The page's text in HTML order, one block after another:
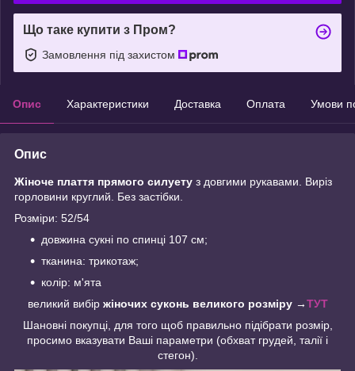
Що таке купити з Пром?
Замовлення під захистом
Опис Характеристики Доставка Оплата Умови
Опис
Жіноче плаття прямого силуету з довгими рукавами. Виріз
горловини круглий. Без застібки.
Розміри: 52/54
довжина сукні по спинці 107 см;
тканина: трикотаж;
колір: м'ята
великий вибір жіночих суконь великого розміру →ТУТ
Шановні покупці, для того щоб правильно підібрати розмір,
просимо вказувати Ваші параметри (обхват грудей, талії і
стегон).